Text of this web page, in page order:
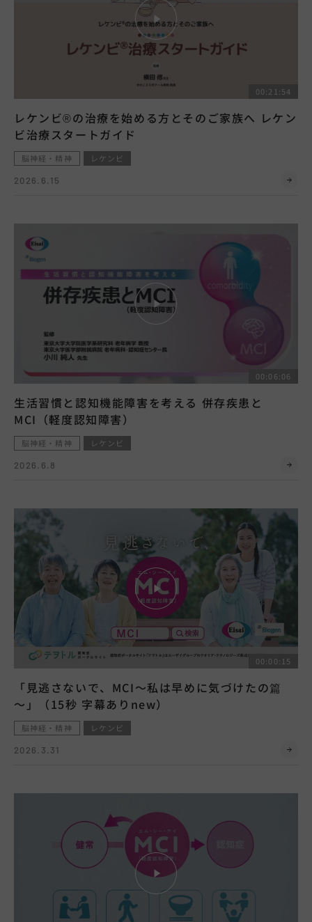
00:21:54
レケンビ®の治療を始める方とそのご家族へ レケン
ビ治療スタートガイド
脳神経・精神
レケンビ
2026.6.15
00:06:06
生活習慣と認知機能障害を考える 併存疾患と
MCI（軽度認知障害）
脳神経・精神
レケンビ
2026.6.8
00:00:15
「見逃さないで、MCI～私は早めに気づけたの篇
～」（15秒 字幕ありnew）
脳神経・精神
レケンビ
2026.3.31